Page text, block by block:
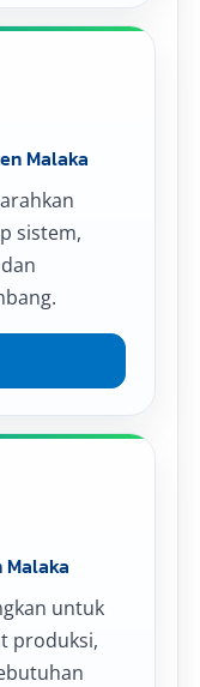
Malaka
sistem,
Malaka
untuk
produksi,